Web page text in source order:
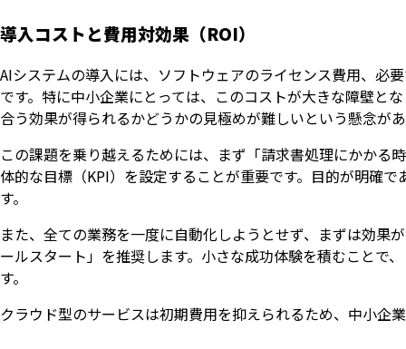
導入コストと費用対効果（ROI）
AIシステムの導入には、ソフトウェアのライセンス費用、必
です。特に中小企業にとっては、このコストが大きな障壁と
合う効果が得られるかどうかの見極めが難しいという懸念が
この課題を乗り越えるためには、まず「請求書処理にかか
体的な目標（KPI）を設定することが重要です。目的が明確
す。
また、全ての業務を一度に自動化しようとせず、まずは効果
ールスタート」を推奨します。小さな成功体験を積むことで
す。
クラウド型のサービスは初期費用を抑えられるため、中小企